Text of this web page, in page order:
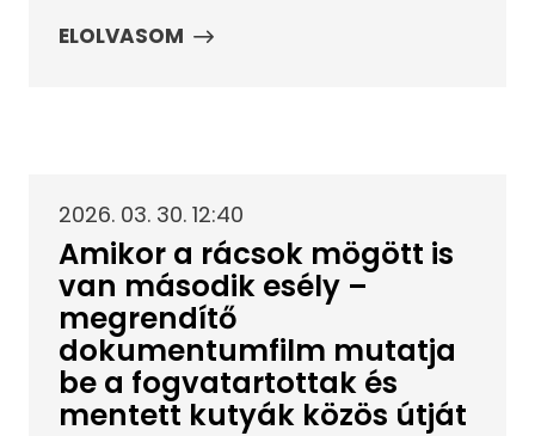
ELOLVASOM
2026. 03. 30. 12:40
Amikor a rácsok mögött is
van második esély –
megrendítő
dokumentumfilm mutatja
be a fogvatartottak és
mentett kutyák közös útját